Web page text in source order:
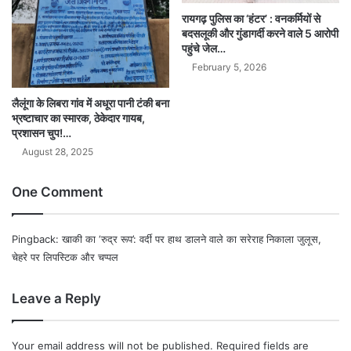
लैलूंगा के लिबरा गांव में अधूरा पानी टंकी बना
भ्रष्टाचार का स्मारक, ठेकेदार गायब,
प्रशासन चुप!…
August 28, 2025
रायगढ़ पुलिस का ‘हंटर’ : वनकर्मियों से
बदसलूकी और गुंडागर्दी करने वाले 5 आरोपी
पहुंचे जेल…
February 5, 2026
One Comment
Pingback:खाकी का ‘रुद्र रूप’: वर्दी पर हाथ डालने वाले का सरेराह निकाला जुलूस,
चेहरे पर लिपस्टिक और चप्पल
Leave a Reply
Your email address will not be published. Required fields are